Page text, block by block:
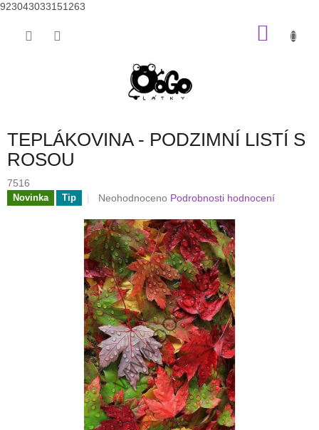
923043033151263
TEPLÁKOVINA - PODZIMNÍ LISTÍ S
ROSOU
7516
Novinka Tip
Průměrné
produktu
je
0,0
z
5
hvězdiček.
Neohodnoceno Podrobnosti hodnocení